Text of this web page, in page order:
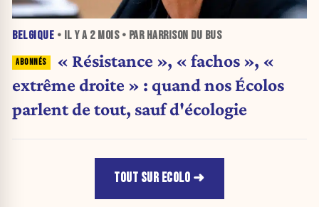
BELGIQUE • IL Y A 2 MOIS• PAR HARRISON DU BUS
« Résistance », « fachos », «
extrême droite » : quand nos Écolos
parlent de tout, sauf d'écologie
TOUT SUR ECOLO